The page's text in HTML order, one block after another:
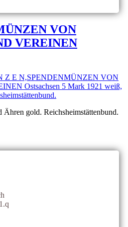
VON
VEREINEN
gold. Reichsheimstättenbund.